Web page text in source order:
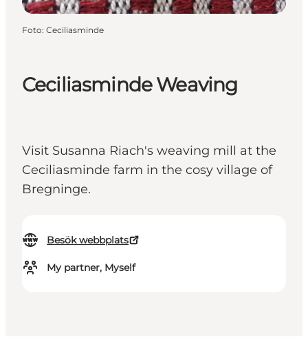
Ceciliasminde Weaving
Visit Susanna Riach's weaving mill at the
Ceciliasminde farm in the cosy village of
Bregninge.
Besök webbplats
My partner, Myself
Foto: Ceciliasminde